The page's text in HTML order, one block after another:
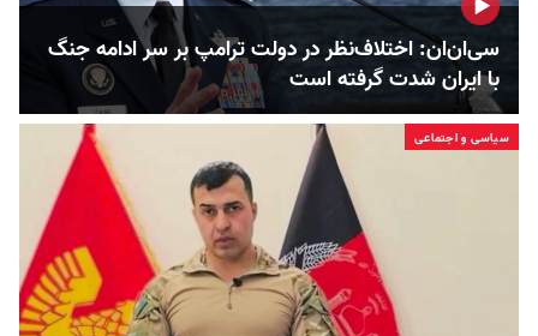
سی‌ان‌ان: اختلاف‌نظر در دولت ترامپ بر سر ادامه جنگ
با ایران شدت گرفته است
سیاسی و اجتماعی